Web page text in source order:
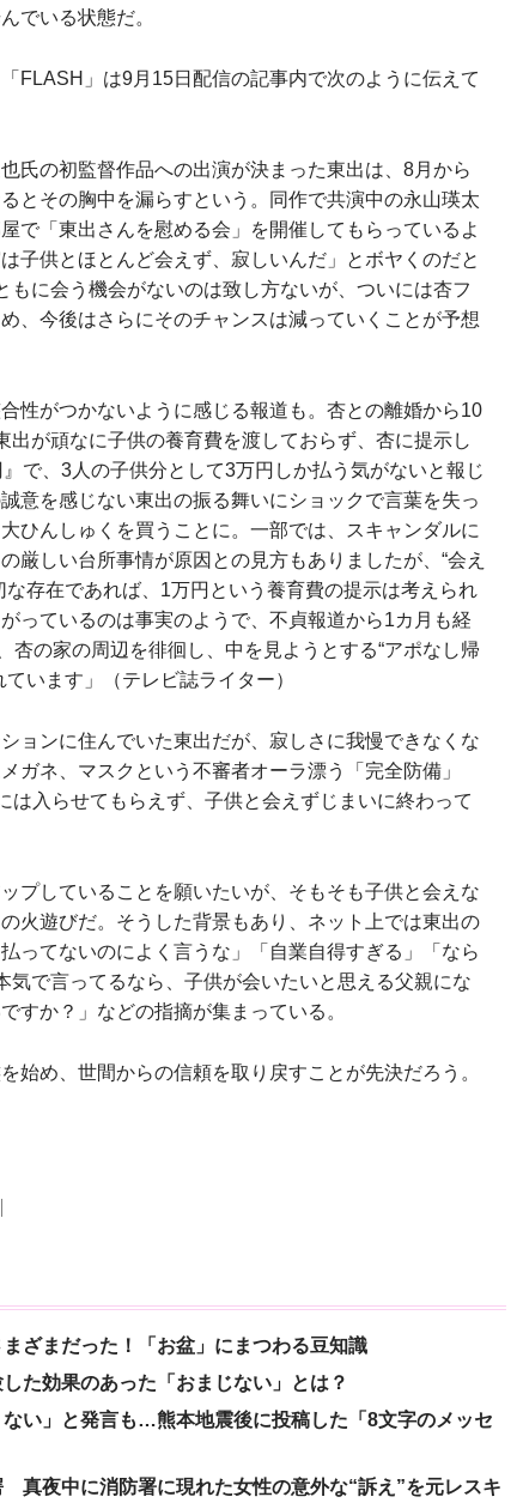
でいる状態だ。
FLASH」は9月15日配信の記事内で次のように伝えて
氏の初監督作品への出演が決まった東出は、8月から
とその胸中を漏らすという。同作で共演中の永山瑛太
で「東出さんを慰める会」を開催してもらっているよ
子供とほとんど会えず、寂しいんだ」とボヤくのだと
もに会う機会がないのは致し方ないが、ついには杏フ
、今後はさらにそのチャンスは減っていくことが予想
性がつかないように感じる報道も。杏との離婚から10
出が頑なに子供の養育費を渡しておらず、杏に提示し
で、3人の子供分として3万円しか払う気がないと報じ
意を感じない東出の振る舞いにショックで言葉を失っ
ひんしゅくを買うことに。一部では、スキャンダルに
厳しい台所事情が原因との見方もありましたが、“会え
な存在であれば、1万円という養育費の提示は考えられ
っているのは事実のようで、不貞報道から1カ月も経
杏の家の周辺を徘徊し、中を見ようとする“アポなし帰
います」（テレビ誌ライター）
ョンに住んでいた東出だが、寂しさに我慢できなくな
ガネ、マスクという不審者オーラ漂う「完全防備」
は入らせてもらえず、子供と会えずじまいに終わって
プしていることを願いたいが、そもそも子供と会えな
火遊びだ。そうした背景もあり、ネット上では東出の
ってないのによく言うな」「自業自得すぎる」「なら
気で言ってるなら、子供が会いたいと思える父親にな
すか？」などの指摘が集まっている。
始め、世間からの信頼を取り戻すことが先決だろう。
ざまだった！「お盆」にまつわる豆知識
た効果のあった「おまじない」とは？
ない」と発言も…熊本地震後に投稿した「8文字のメッセ
真夜中に消防署に現れた女性の意外な“訴え”を元レスキ